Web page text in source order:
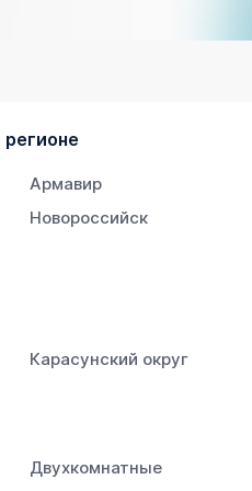
Армавир
Новороссийск
Карасунский округ
Двухкомнатные